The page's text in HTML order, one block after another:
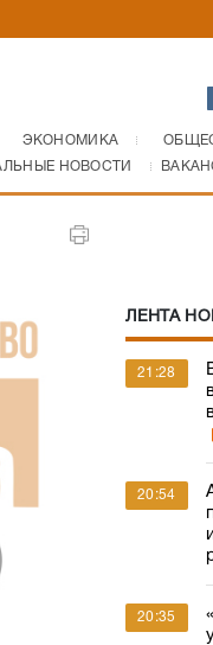
ЭКОНОМИКА
НОВОСТИ
ЛЕНТА
21:28
20:54
20:35